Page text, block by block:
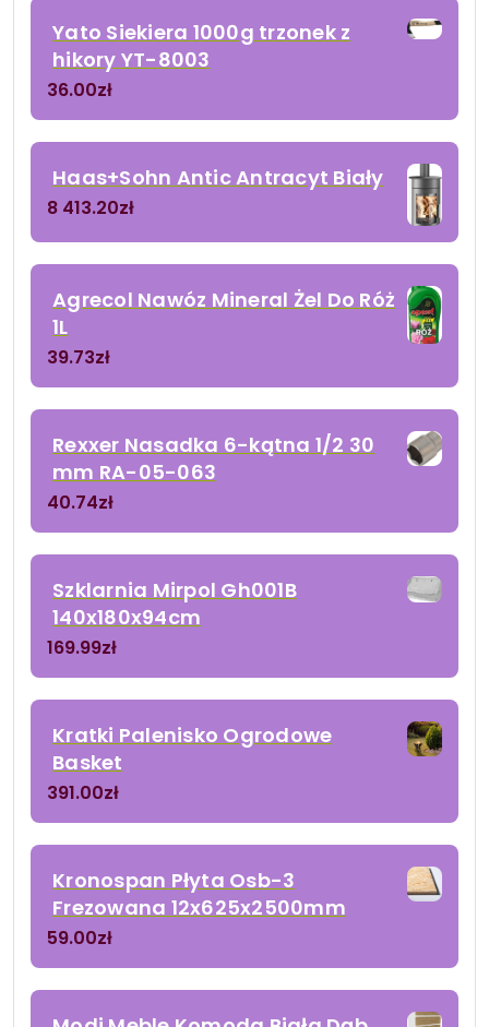
Yato Siekiera 1000g trzonek z
hikory YT-8003
36.00zł
Haas+Sohn Antic Antracyt Biały
8 413.20zł
Agrecol Nawóz Mineral Żel Do Róż
1L
39.73zł
Rexxer Nasadka 6-kątna 1/2 30
mm RA-05-063
40.74zł
Szklarnia Mirpol Gh001B
140x180x94cm
169.99zł
Kratki Palenisko Ogrodowe
Basket
391.00zł
Kronospan Płyta Osb-3
Frezowana 12x625x2500mm
59.00zł